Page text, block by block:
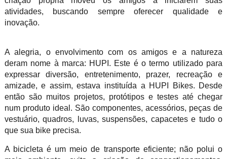
atividades, buscando sempre oferecer qualidade e
inovação.
A alegria, o envolvimento com os amigos e a natureza
deram nome à marca: HUPI. Este é o termo utilizado para
expressar diversão, entretenimento, prazer, recreação e
amizade, e assim, estava instituída a HUPI Bikes. Desde
então são muitos projetos, protótipos e testes até chegar
num produto ideal. São componentes, acessórios, peças de
vestuário, quadros, luvas, suspensões, capacetes e tudo o
que sua bike precisa.
A bicicleta é um meio de transporte eficiente; não polui o